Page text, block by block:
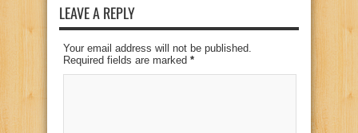
LEAVE A REPLY
Your email address will not be published.
Required fields are marked *